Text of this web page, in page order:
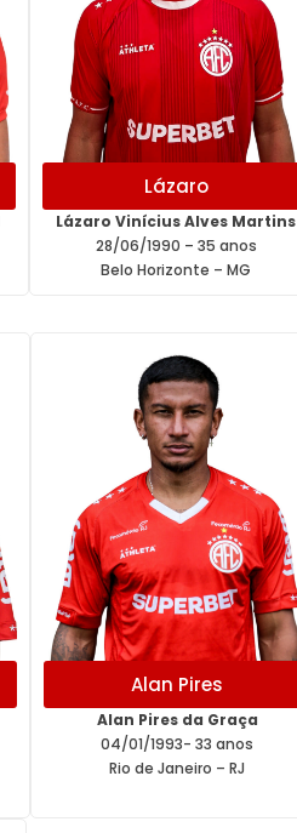
Lázaro
Lázaro Vinícius Alves Martins
28/06/1990 – 35 anos
Belo Horizonte – MG
Alan Pires
Alan Pires da Graça
04/01/1993- 33 anos
Rio de Janeiro – RJ